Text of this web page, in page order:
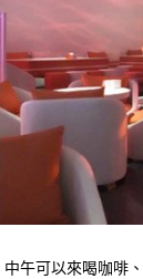
午可以來喝咖啡